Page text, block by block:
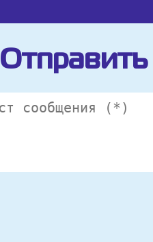
Отправить